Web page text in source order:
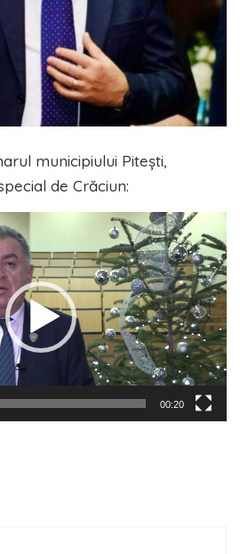
municipiului Pitești,
de Crăciun:
00:20